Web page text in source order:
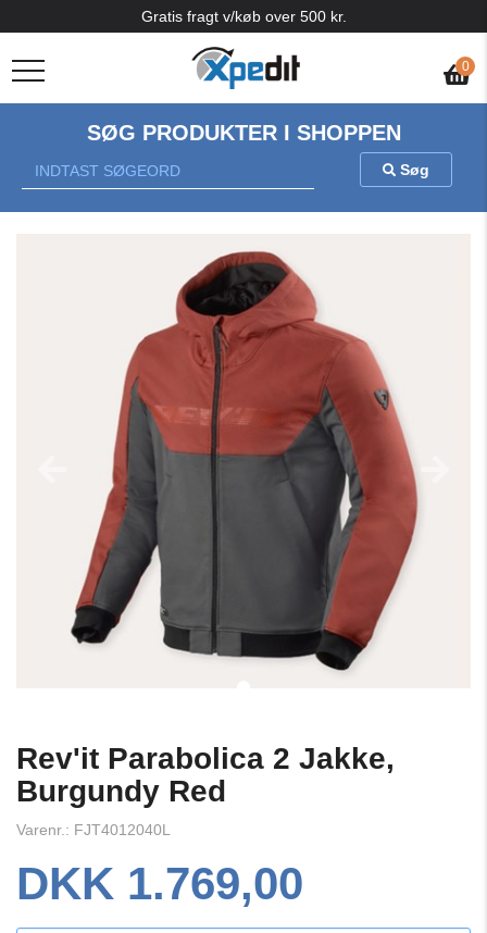
0
Gratis fragt v/køb over 500 kr.
SØG PRODUKTER I SHOPPEN
Søg
Rev'it Parabolica 2 Jakke,
Burgundy Red
Varenr.: FJT4012040L
DKK 1.769,00